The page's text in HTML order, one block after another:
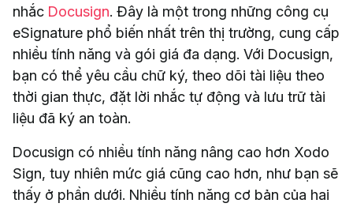
nhắc Docusign. Đây là một trong những công cụ
eSignature phổ biến nhất trên thị trường, cung cấp
nhiều tính năng và gói giá đa dạng. Với Docusign,
bạn có thể yêu cầu chữ ký, theo dõi tài liệu theo
thời gian thực, đặt lời nhắc tự động và lưu trữ tài
liệu đã ký an toàn.
Docusign có nhiều tính năng nâng cao hơn Xodo
Sign, tuy nhiên mức giá cũng cao hơn, như bạn sẽ
thấy ở phần dưới. Nhiều tính năng cơ bản của hai